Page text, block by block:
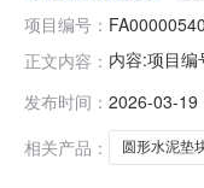
项目编号：
正文内容： 内容:项目
实，已具备
安至林芝段
发布时间： 2026-03-19
相关产品：
圆形水泥垫